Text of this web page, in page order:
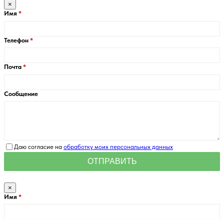
×
Имя
Телефон
Почта
Сообщение
Даю согласие на обработку моих персональных данных
×
Имя